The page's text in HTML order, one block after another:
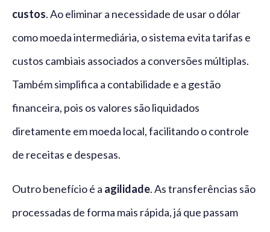
custos. Ao eliminar a necessidade de usar o dólar
como moeda intermediária, o sistema evita tarifas e
custos cambiais associados a conversões múltiplas.
Também simplifica a contabilidade e a gestão
financeira, pois os valores são liquidados
diretamente em moeda local, facilitando o controle
de receitas e despesas.
Outro benefício é a agilidade. As transferências são
processadas de forma mais rápida, já que passam